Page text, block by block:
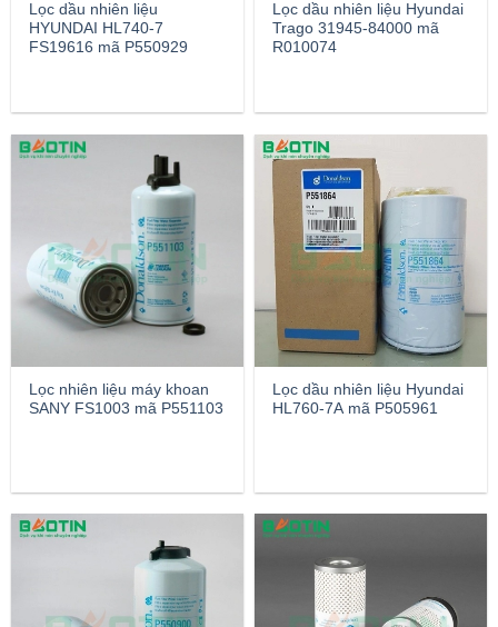
Lọc dầu nhiên liệu
HYUNDAI HL740-7
FS19616 mã P550929
Lọc dầu nhiên liệu Hyundai
Trago 31945-84000 mã
R010074
Lọc nhiên liệu máy khoan
SANY FS1003 mã P551103
Lọc dầu nhiên liệu Hyundai
HL760-7A mã P505961